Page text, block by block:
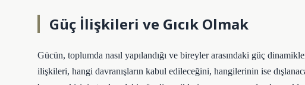
Güç İlişkileri ve Gıcık Olmak
Gücün, toplumda nasıl yapılandığı ve bireyler arasındaki güç
ilişkileri, hangi davranışların kabul edileceğini, hangilerinin ise